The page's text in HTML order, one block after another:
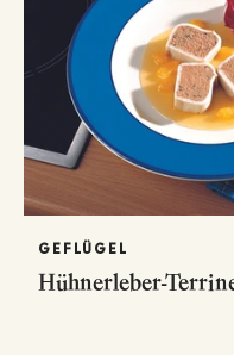
GEFLÜGEL
Hühnerleber-